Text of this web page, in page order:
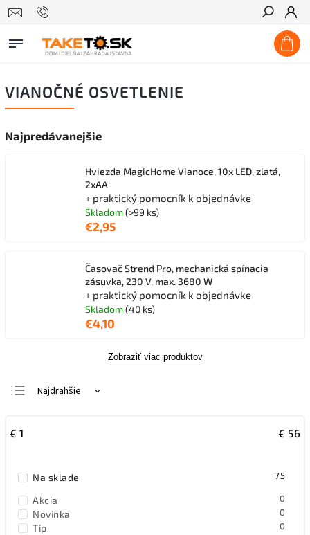
Hľadať
VIANOČNÉ OSVETLENIE
Najpredávanejšie
Hviezda MagicHome Vianoce, 10x LED, zlatá,
2xAA
+ praktický pomocník k objednávke
Skladom(>99 ks)
€2,95
Časovač Strend Pro, mechanická spínacia
zásuvka, 230 V, max. 3680 W
+ praktický pomocník k objednávke
Skladom(40 ks)
€4,10
Zobraziť viac produktov
Najdrahšie
€ 1 € 56
Na sklade 75
Akcia 0
Novinka 0
Tip 0